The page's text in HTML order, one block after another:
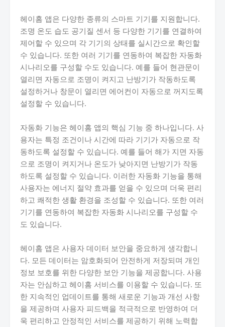
헤이홈 앱은 다양한 종류의 스마트 기기를 지원합니다.
조명 온도 습도 공기질 센서 등 다양한 기기를 연결하여
제어할 수 있으며 각 기기의 상태를 실시간으로 확인할
수 있습니다. 또한 여러 기기를 연동하여 복잡한 자동화
시나리오를 구성할 수도 있습니다. 예를 들어 현관문이
열리면 자동으로 조명이 켜지고 난방기가 작동하도록
설정하거나 창문이 열리면 에어컨이 자동으로 꺼지도록
설정할 수 있습니다.
자동화 기능은 헤이홈 앱의 핵심 기능 중 하나입니다. 사
용자는 특정 조건이나 시간에 따라 기기가 자동으로 작
동하도록 설정할 수 있습니다. 예를 들어 해가 지면 자동
으로 조명이 켜지거나 온도가 낮아지면 난방기가 작동
하도록 설정할 수 있습니다. 이러한 자동화 기능을 통해
사용자는 에너지 절약 효과를 얻을 수 있으며 더욱 편리
하고 쾌적한 생활 환경을 조성할 수 있습니다. 또한 여러
기기를 연동하여 복잡한 자동화 시나리오를 구성할 수
도 있습니다.
헤이홈 앱은 사용자 데이터 보안을 중요하게 생각합니
다. 모든 데이터는 암호화되어 안전하게 저장되며 개인
정보 보호를 위한 다양한 보안 기능을 제공합니다. 사용
자는 안심하고 헤이홈 서비스를 이용할 수 있습니다. 또
한 지속적인 업데이트를 통해 새로운 기능과 개선 사항
을 제공하며 사용자 피드백을 적극적으로 반영하여 더
욱 편리하고 안정적인 서비스를 제공하기 위해 노력합